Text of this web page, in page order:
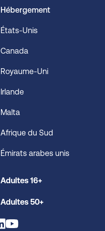
Hébergement
États-Unis
Canada
Royaume-Uni
Irlande
Malta
Afrique du Sud
Émirats arabes unis
Adultes 16+
Adultes 50+